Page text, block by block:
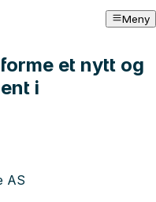
Meny
et nytt og
i
AS